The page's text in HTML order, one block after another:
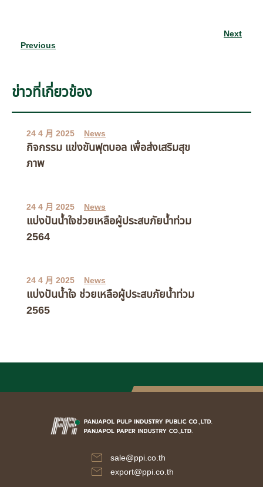
Previous
Next
ข่าวที่เกี่ยวข้อง
24 4 月 2025 News
กิจกรรม แข่งขันฟุตบอล เพื่อส่งเสริมสุข
ภาพ
24 4 月 2025 News
แบ่งปันน้ำใจช่วยเหลือผู้ประสบภัยน้ำท่วม
2564
24 4 月 2025 News
แบ่งปันน้ำใจ ช่วยเหลือผู้ประสบภัยน้ำท่วม
2565
sale@ppi.co.th
export@ppi.co.th​